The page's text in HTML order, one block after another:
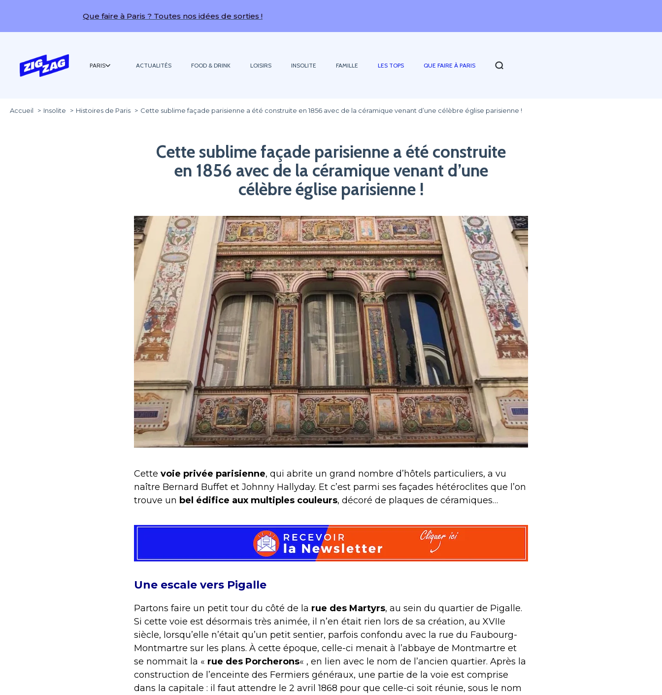
Que faire à Paris ? Toutes nos idées de sorties !
PARIS ACTUALITÉS FOOD & DRINK LOISIRS INSOLITE FAMILLE LES TOPS QUE FAIRE À PARIS
Accueil Insolite Histoires de Paris Cette sublime façade parisienne a été construite en 1856 avec de la céramique venant d’une célèbre église parisienne !
Cette sublime façade parisienne a été construite
en 1856 avec de la céramique venant d’une
célèbre église parisienne !
Cette voie privée parisienne, qui abrite un grand nombre d’hôtels particuliers, a vu
naître Bernard Buffet et Johnny Hallyday. Et c’est parmi ses façades hétéroclites que l’on
trouve un bel édifice aux multiples couleurs, décoré de plaques de céramiques…
Une escale vers Pigalle
Partons faire un petit tour du côté de la rue des Martyrs, au sein du quartier de Pigalle.
Si cette voie est désormais très animée, il n’en était rien lors de sa création, au XVIIe
siècle, lorsqu’elle n’était qu’un petit sentier, parfois confondu avec la rue du Faubourg-
Montmartre sur les plans. À cette époque, celle-ci menait à l’abbaye de Montmartre et
se nommait la « rue des Porcherons« , en lien avec le nom de l’ancien quartier. Après la
construction de l’enceinte des Fermiers généraux, une partie de la voie est comprise
dans la capitale : il faut attendre le 2 avril 1868 pour que celle-ci soit réunie, sous le nom